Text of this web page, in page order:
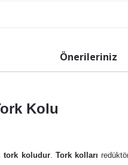
Önerileriniz
Kolu
tork koludur. Tork kolları